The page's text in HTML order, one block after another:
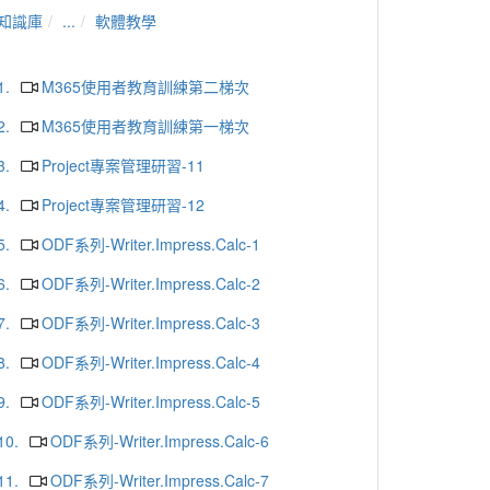
識庫 ... 軟體教學
M365使用者教育訓練第二梯次
M365使用者教育訓練第一梯次
Project專案管理研習-11
Project專案管理研習-12
ODF系列-Writer.Impress.Calc-1
ODF系列-Writer.Impress.Calc-2
ODF系列-Writer.Impress.Calc-3
ODF系列-Writer.Impress.Calc-4
ODF系列-Writer.Impress.Calc-5
ODF系列-Writer.Impress.Calc-6
ODF系列-Writer.Impress.Calc-7